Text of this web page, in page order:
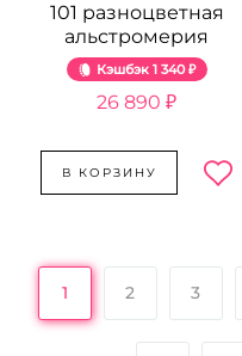
101 разноцветная
альстромерия
Кэшбэк 1 340 ₽
26 890 ₽
В КОРЗИНУ
1 2 3